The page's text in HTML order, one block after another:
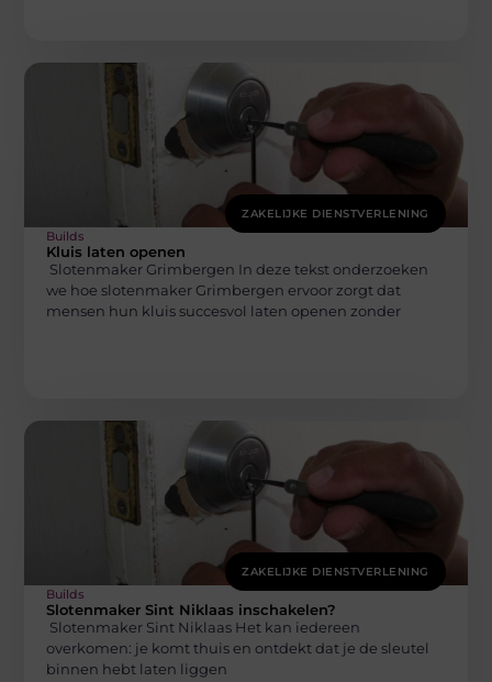
ZAKELIJKE DIENSTVERLENING
Builds
Kluis laten openen
Slotenmaker Grimbergen In deze tekst onderzoeken
we hoe slotenmaker Grimbergen ervoor zorgt dat
mensen hun kluis succesvol laten openen zonder
ZAKELIJKE DIENSTVERLENING
Builds
Slotenmaker Sint Niklaas inschakelen?
Slotenmaker Sint Niklaas Het kan iedereen
overkomen: je komt thuis en ontdekt dat je de sleutel
binnen hebt laten liggen